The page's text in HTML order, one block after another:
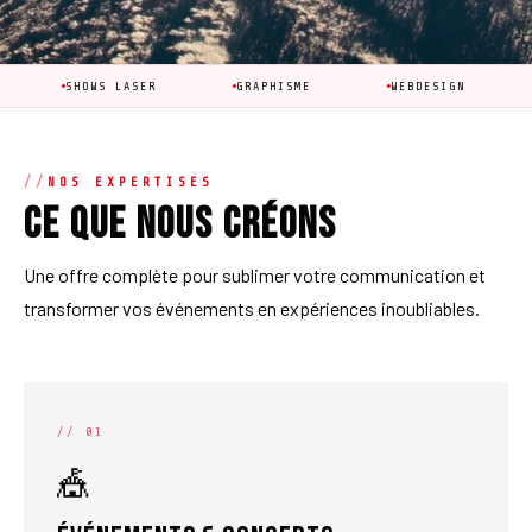
GRAPHISME WEBDESIGN ÉVÉNEMENTS
NOS EXPERTISES
Ce que nous créons
Une offre complète pour sublimer votre communication et
transformer vos événements en expériences inoubliables.
// 01
🎪